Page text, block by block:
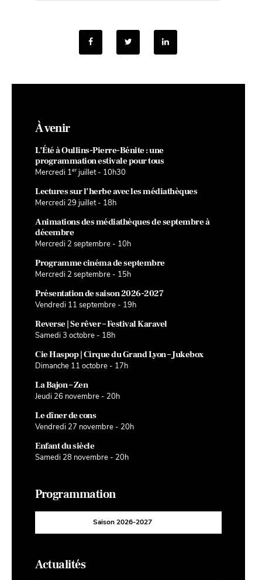
À venir
L’Été à Oullins-Pierre-Bénite : une
programmation estivale pour tous
Mercredi 1er juillet - 10h30
Lectures sur l’herbe avec les médiathèques
Mercredi 29 juillet - 18h
Animations des médiathèques de septembre à
décembre
Mercredi 2 septembre - 10h
Programme cinéma de septembre
Mercredi 2 septembre - 15h
Présentation de saison 2026-2027
Vendredi 11 septembre - 19h
Reverse | Se rêver – Festival Karavel
Samedi 3 octobre - 18h
Cie Haspop | Cirque du Grand Lyon – Jukebox
Dimanche 11 octobre - 17h
La Bajon – Zen
Jeudi 26 novembre - 20h
Le dîner de cons
Vendredi 27 novembre - 20h
Enfant du siècle
Samedi 28 novembre - 20h
Programmation
Saison 2026-2027
Actualités